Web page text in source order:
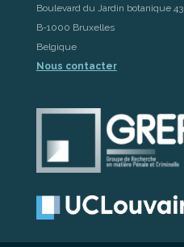
Boulevard du Jardin botanique 43
B-1000 Bruxelles
Belgique
Nous contacter